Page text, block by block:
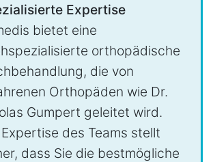
Expertise
bietet eine
orthopädische
die von
Orthopäden wie Dr.
Gumpert geleitet wird.
des Teams stellt
dass Sie die bestmögliche